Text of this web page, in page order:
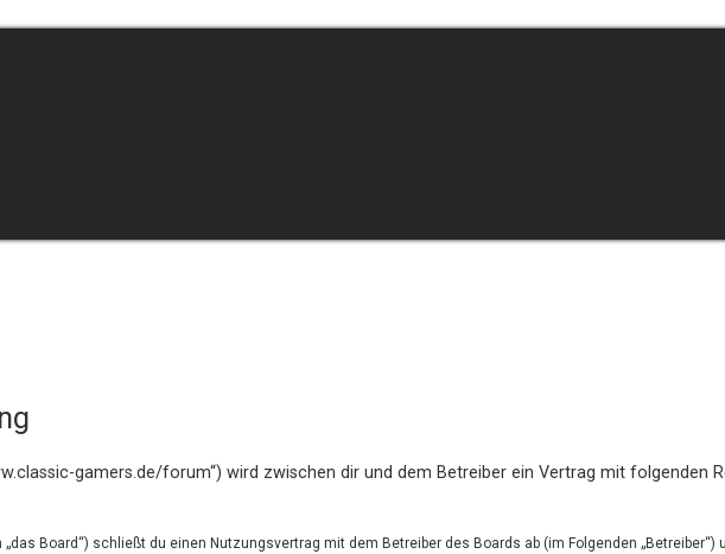
gamers.de/forum“) wird zwischen dir und dem Betreiber ein Vertrag mit folgenden
Board“) schließt du einen Nutzungsvertrag mit dem Betreiber des Boards ab (im Folgenden